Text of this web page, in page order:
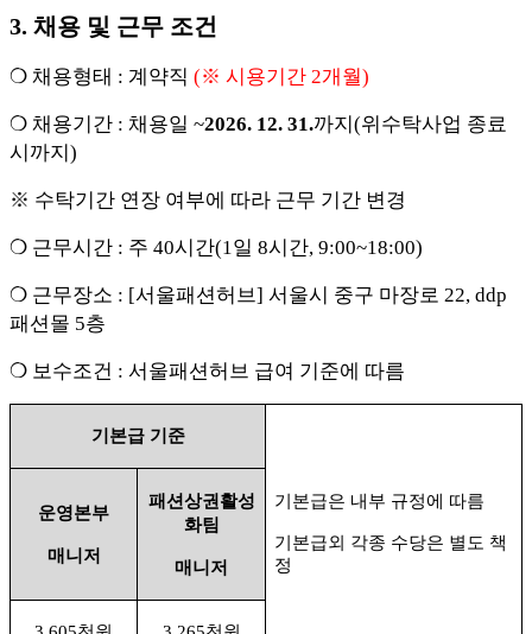
3. 채용 및 근무 조건
❍ 채용형태 : 계약직 (※ 시용기간 2개월)
❍ 채용기간 : 채용일 ~2026. 12. 31.까지 (위수탁사업 종료
시까지 )
※ 수탁기간 연장 여부에 따라 근무 기간 변경
❍ 근무시간 : 주 40시간(1일 8시간, 9:00~18:00)
❍ 근무장소 : [서울패션허브] 서울시 중구 마장로 22, ddp
패션몰 5층
❍ 보수조건 : 서울패션허브 급여 기준에 따름
기본급 기준
기본급은 내부 규정에 따름
기본급외 각종 수당은 별도 책
정
운영본부
매니저
패션상권활성
화팀
매니저